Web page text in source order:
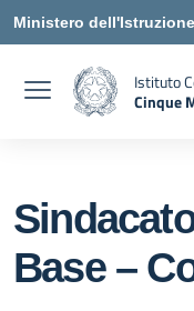
Vai ai contenuti
Vai al menu di navigazione
Vai al footer
Ministero
Istituto
Cinque
Base –